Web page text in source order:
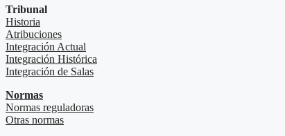
Tribunal
Historia
Atribuciones
Integración Actual
Integración Histórica
Integración de Salas
Normas
Normas reguladoras
Otras normas